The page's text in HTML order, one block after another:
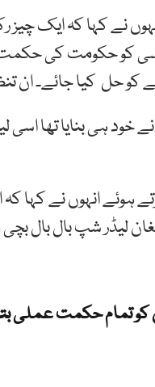
نے کہا کہ ایک
کسی کو حکومت کی
حل کیا جائے۔ ان
ہی بنایا تھا اسی
ہوئے انہوں نے کہا
لیڈر شپ بال بال
کو تمام حکمت عملی